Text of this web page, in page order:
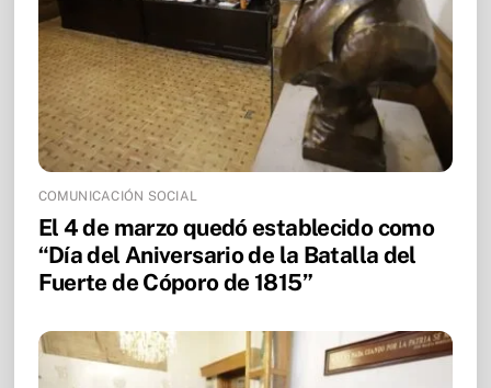
COMUNICACIÓN SOCIAL
El 4 de marzo quedó establecido como
“Día del Aniversario de la Batalla del
Fuerte de Cóporo de 1815”